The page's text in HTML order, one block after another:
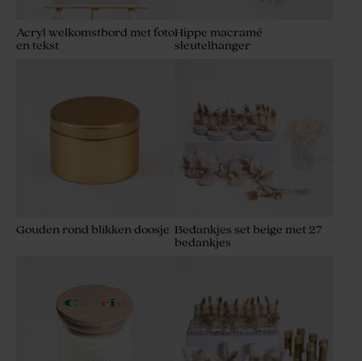
Acryl welkomstbord met foto
en tekst
Hippe macramé
sleutelhanger
Gouden rond blikken doosje Bedankjes set beige met 27
bedankjes